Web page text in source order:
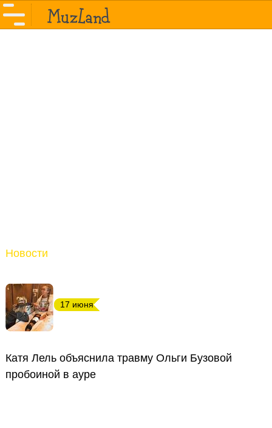
Новости
17 июня
Катя Лель объяснила травму Ольги Бузовой
пробоиной в ауре